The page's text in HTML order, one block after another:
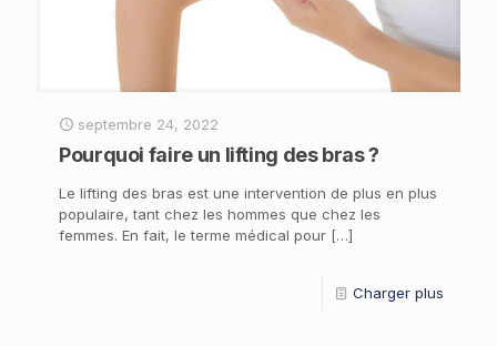
septembre 24, 2022
Pourquoi faire un lifting des bras ?
Le lifting des bras est une intervention de plus en plus
populaire, tant chez les hommes que chez les
femmes. En fait, le terme médical pour […]
Charger plus